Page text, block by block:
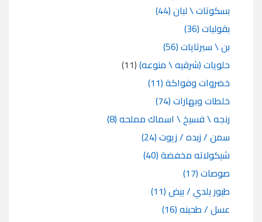
بسكوتات \ لبان(44)
بقوليات(36)
بن \ سبرتايات(56)
حلويات (شرقيه \ منوعه)(11)
خضروات وفواكة(11)
خلطات وبهارات(74)
رنجه \ فسيخ \ اسماك مملحه(8)
سمن / زبده / زيوت(24)
شيكولاته مخفضة(40)
صوصات(17)
طيور بلدي / بيض(11)
عسل / طحينه(16)